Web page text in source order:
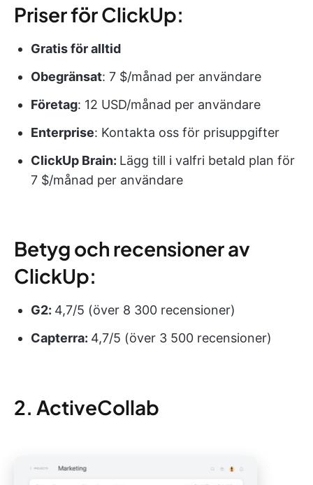
Priser för ClickUp:
Gratis för alltid
Obegränsat: 7 $/månad per användare
Företag: 12 USD/månad per användare
Enterprise: Kontakta oss för prisuppgifter
ClickUp Brain: Lägg till i valfri betald plan för
7 $/månad per användare
Betyg och recensioner av
ClickUp:
G2: 4,7/5 (över 8 300 recensioner)
Capterra: 4,7/5 (över 3 500 recensioner)
2. ActiveCollab